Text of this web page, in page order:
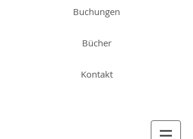
Buchungen
Bücher
Kontakt